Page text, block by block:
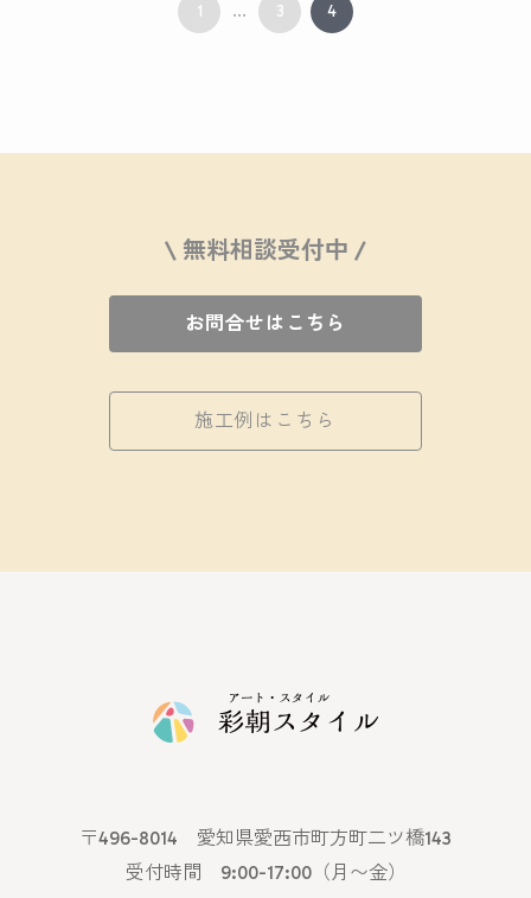
1 ... 3 4
\ 無料相談受付中 /
お問合せはこちら
施工例はこちら
〒496-8014 愛知県愛西市町方町二ツ橋143
受付時間 9:00-17:00（月〜金）